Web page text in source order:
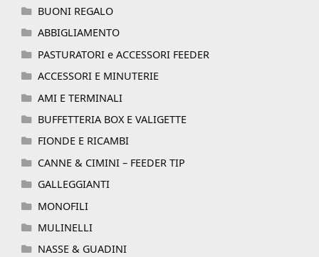
BUONI REGALO
ABBIGLIAMENTO
PASTURATORI e ACCESSORI FEEDER
ACCESSORI E MINUTERIE
AMI E TERMINALI
BUFFETTERIA BOX E VALIGETTE
FIONDE E RICAMBI
CANNE & CIMINI – FEEDER TIP
GALLEGGIANTI
MONOFILI
MULINELLI
NASSE & GUADINI